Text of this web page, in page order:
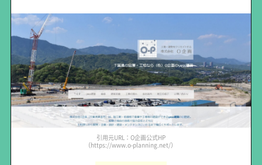
引用元URL：O企画公式HP
（https://www.o-planning.net/）